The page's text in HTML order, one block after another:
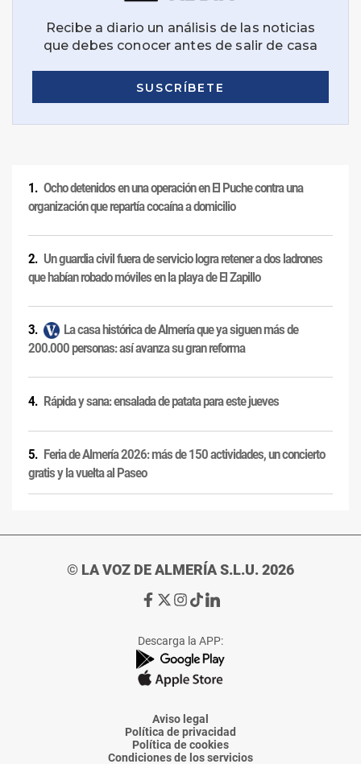
Ocho detenidos en una operación en El Puche contra una
organización que repartía cocaína a domicilio
Un guardia civil fuera de servicio logra retener a dos ladrones
que habían robado móviles en la playa de El Zapillo
La casa histórica de Almería que ya siguen más de
200.000 personas: así avanza su gran reforma
Rápida y sana: ensalada de patata para este jueves
Feria de Almería 2026: más de 150 actividades, un concierto
gratis y la vuelta al Paseo
© LA VOZ DE ALMERÍA S.L.U. 2026
Ir
de
La
Voz
Almería
Ir
de
La
Voz
Almería
Ir
de
La
Voz
Almería
Ir
de
La
Voz
Almería
Ir
de
La
Voz
Descarga la APP:
Aviso legal
Política de privacidad
Política de cookies
Condiciones de los servicios